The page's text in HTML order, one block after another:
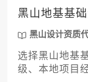
黑山地基基
黑山设计资质
选择黑山地基
级、本地项目